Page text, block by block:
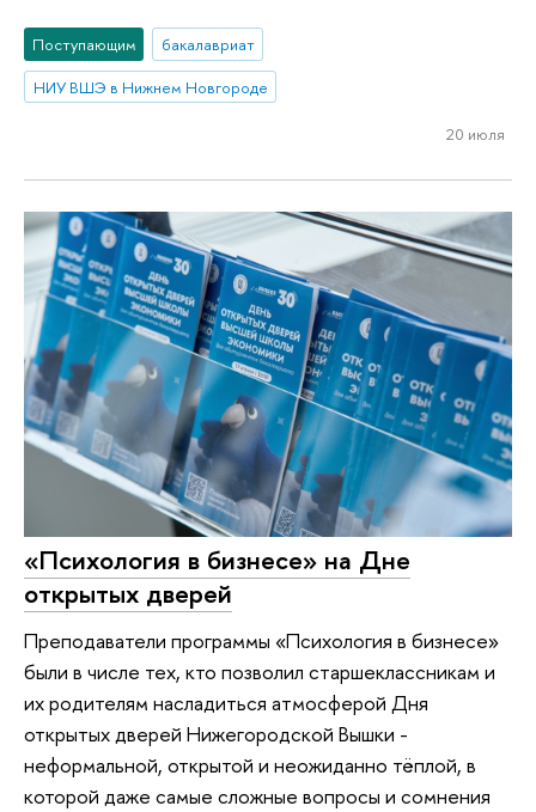
Поступающим
бакалавриат
НИУ ВШЭ в Нижнем Новгороде
20 июля
«Психология в бизнесе» на Дне
открытых дверей
Преподаватели программы «Психология в бизнесе»
были в числе тех, кто позволил старшеклассникам и
их родителям насладиться атмосферой Дня
открытых дверей Нижегородской Вышки -
неформальной, открытой и неожиданно тёплой, в
которой даже самые сложные вопросы и сомнения